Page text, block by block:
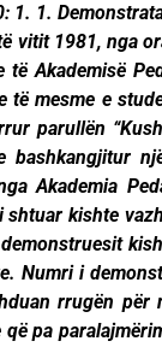
1. 1.
vitit 1981, nga
të Akademisë
të mesme e
parullën
bashkangjitur
Akademia
kishte
Numri i
rrugën
pa